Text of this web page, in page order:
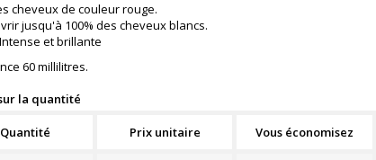
cheveux de couleur rouge.
jusqu'à 100% des cheveux blancs.
et brillante
60 millilitres.
la quantité
Quantité Prix unitaire Vous économisez